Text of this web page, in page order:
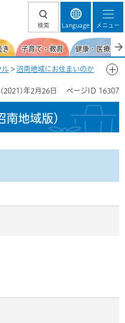
検索 Language メニュー
き 子育て・教育 健康・医療・
ル > 沼南地域にお住まいのか
年2月26日 ページID 16307
南地域版）